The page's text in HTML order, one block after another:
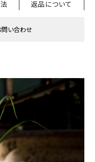
返品について
い合わせ